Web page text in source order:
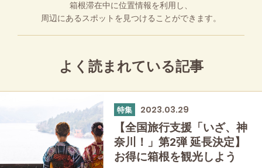
箱根滞在中に位置情報を利用し、
周辺にあるスポットを見つけることができます。
よく読まれている記事
特集 2023.03.29
【全国旅行支援「いざ、神
奈川！」第2弾 延長決定】
お得に箱根を観光しよう